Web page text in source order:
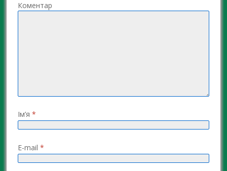
Коментар
Ім’я *
E-mail *